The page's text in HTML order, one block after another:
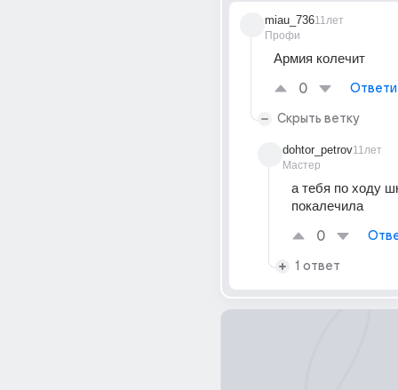
miau_736
Профи
11лет
Армия колечит
0
Скрыть ветку
dohtor_petrov
Мастер
11лет
а тебя по ходу
покалечила
0
1 ответ